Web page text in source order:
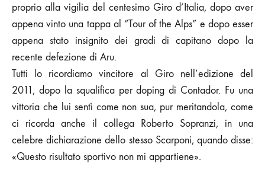
proprio alla vigilia del centesimo Giro d’Italia, dopo aver
appena vinto una tappa al “Tour of the Alps” e dopo esser
appena stato insignito dei gradi di capitano dopo la
recente defezione di Aru.
Tutti lo ricordiamo vincitore al Giro nell’edizione del
2011, dopo la squalifica per doping di Contador. Fu una
vittoria che lui sentì come non sua, pur meritandola, come
ci ricorda anche il collega Roberto Sopranzi, in una
celebre dichiarazione dello stesso Scarponi, quando disse:
«Questo risultato sportivo non mi appartiene».